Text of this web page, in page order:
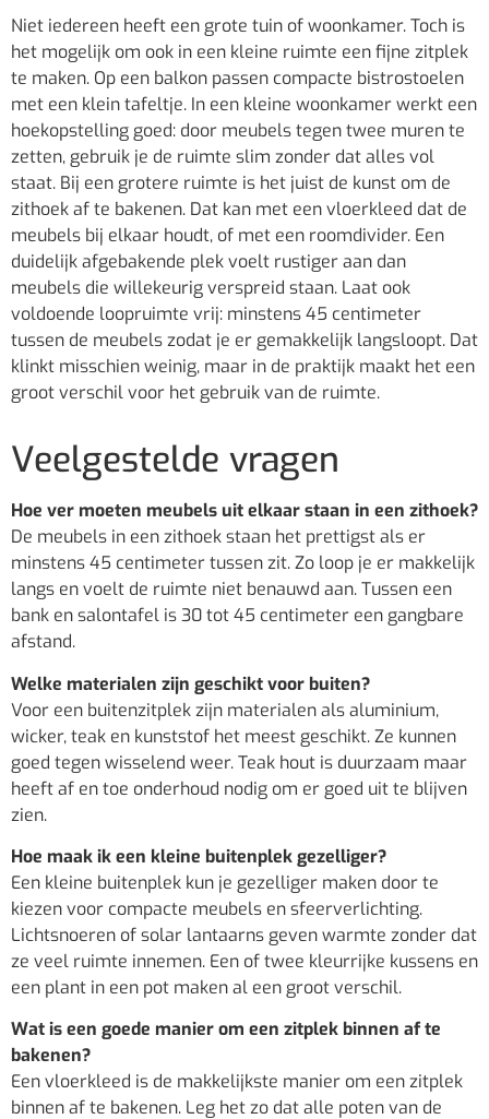
Niet iedereen heeft een grote tuin of woonkamer. Toch is
het mogelijk om ook in een kleine ruimte een fijne zitplek
te maken. Op een balkon passen compacte bistrostoelen
met een klein tafeltje. In een kleine woonkamer werkt een
hoekopstelling goed: door meubels tegen twee muren te
zetten, gebruik je de ruimte slim zonder dat alles vol
staat. Bij een grotere ruimte is het juist de kunst om de
zithoek af te bakenen. Dat kan met een vloerkleed dat de
meubels bij elkaar houdt, of met een roomdivider. Een
duidelijk afgebakende plek voelt rustiger aan dan
meubels die willekeurig verspreid staan. Laat ook
voldoende loopruimte vrij: minstens 45 centimeter
tussen de meubels zodat je er gemakkelijk langsloopt. Dat
klinkt misschien weinig, maar in de praktijk maakt het een
groot verschil voor het gebruik van de ruimte.
Veelgestelde vragen
Hoe ver moeten meubels uit elkaar staan in een zithoek?
De meubels in een zithoek staan het prettigst als er
minstens 45 centimeter tussen zit. Zo loop je er makkelijk
langs en voelt de ruimte niet benauwd aan. Tussen een
bank en salontafel is 30 tot 45 centimeter een gangbare
afstand.
Welke materialen zijn geschikt voor buiten?
Voor een buitenzitplek zijn materialen als aluminium,
wicker, teak en kunststof het meest geschikt. Ze kunnen
goed tegen wisselend weer. Teak hout is duurzaam maar
heeft af en toe onderhoud nodig om er goed uit te blijven
zien.
Hoe maak ik een kleine buitenplek gezelliger?
Een kleine buitenplek kun je gezelliger maken door te
kiezen voor compacte meubels en sfeerverlichting.
Lichtsnoeren of solar lantaarns geven warmte zonder dat
ze veel ruimte innemen. Een of twee kleurrijke kussens en
een plant in een pot maken al een groot verschil.
Wat is een goede manier om een zitplek binnen af te
bakenen?
Een vloerkleed is de makkelijkste manier om een zitplek
binnen af te bakenen. Leg het zo dat alle poten van de